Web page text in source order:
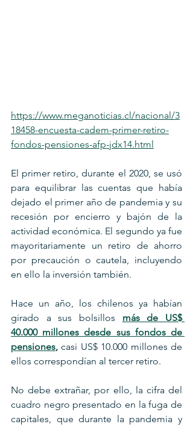
https://www.meganoticias.cl/nacional/3
18458-encuesta-cadem-primer-retiro-
fondos-pensiones-afp-jdx14.html
El primer retiro, durante el 2020, se usó
para equilibrar las cuentas que había
dejado el primer año de pandemia y su
recesión por encierro y bajón de la
actividad económica. El segundo ya fue
mayoritariamente un retiro de ahorro
por precaución o cautela, incluyendo
en ello la inversión también.
Hace un año, los chilenos ya habían
girado a sus bolsillos más de US$
40.000 millones desde sus fondos de
pensiones, casi US$ 10.000 millones de
ellos correspondían al tercer retiro.
No debe extrañar, por ello, la cifra del
cuadro negro presentado en la fuga de
capitales, que durante la pandemia y